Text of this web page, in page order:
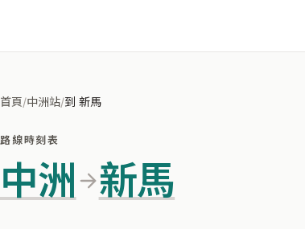
首頁/中洲站/到 新馬
路線時刻表
中洲 新馬